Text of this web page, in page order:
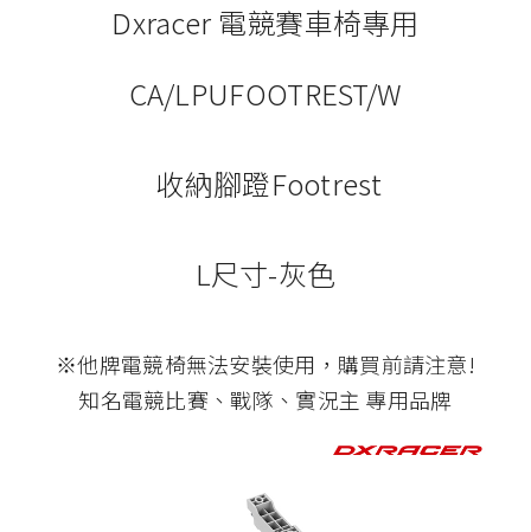
Dxracer 電競賽車椅專用
CA/LPUFOOTREST/W
收納腳蹬Footrest
L尺寸-灰色
※他牌電競椅無法安裝使用，購買前請注意!
知名電競比賽、戰隊、實況主 專用品牌